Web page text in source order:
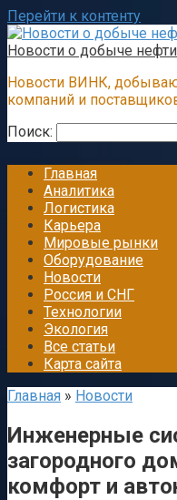
Перейти к контенту
Новости о добыче нефти
Новости ВИНК,
компаний и
Поиск:
Главная
Аналитика
Логистика
Карьера
Мировые рынки
Оборудование
Новости
Россия и СНГ
Технологии
Экология
Все статьи
Карта сайта
Главная » Новости
Инженерные
загородного
комфорт и